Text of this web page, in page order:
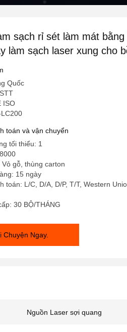
sạch rỉ sét làm mát
làm sạch laser xung cho
sơn khỏi gỗ 200W
Quốc
ISO
toán và vận chuyển
tối thiểu: 1
gỗ, thùng carton
15 ngày
toán: L/C, D/A, D/P, T/T, Western
30 BỘ/THÁNG
Chuyện Ngay.
Nguồn Laser sợi quang